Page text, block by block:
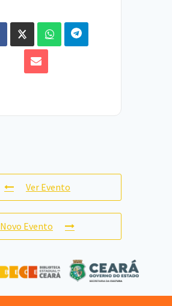
Ver Evento
Novo Evento